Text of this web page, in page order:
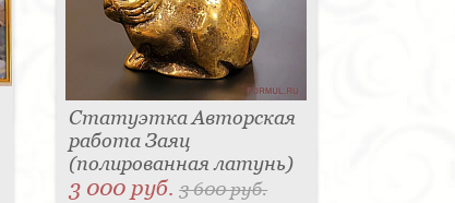
Статуэтка Авторская
работа Заяц
(полированная латунь)
3 000 руб.3 600 руб.